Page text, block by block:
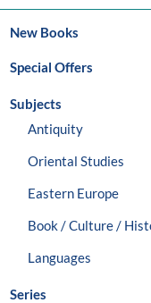
New Books
Special Offers
Subjects
Antiquity
Oriental Studies
Eastern Europe
Book / Culture /
Languages
Series